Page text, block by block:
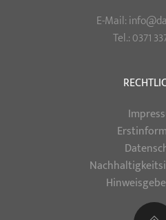
E-Mail:
Tel.: 0371